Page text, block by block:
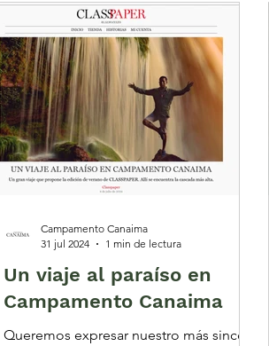
Un viaje al paraíso en
Campamento Canaima
Queremos expresar nuestro más sincero
Campamento Canaima
31 jul 2024
1 min de lectura